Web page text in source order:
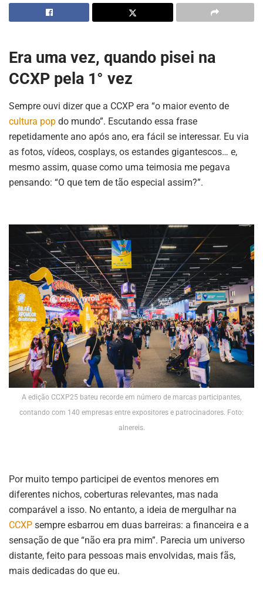
Era uma vez, quando pisei na
CCXP pela 1° vez
Sempre ouvi dizer que a CCXP era “o maior evento de
cultura pop do mundo”. Escutando essa frase
repetidamente ano após ano, era fácil se interessar. Eu via
as fotos, vídeos, cosplays, os estandes gigantescos… e,
mesmo assim, quase como uma teimosia me pegava
pensando: “O que tem de tão especial assim?”.
A edição CCXP25 bateu recorde em número de marcas participantes,
contando com 140 empresas entre expositores e patrocinadores. Foto:
alnereis.
Por muito tempo participei de eventos menores em
diferentes nichos, coberturas relevantes, mas nada
comparável a isso. No entanto, a ideia de mergulhar na
CCXP sempre esbarrou em duas barreiras: a financeira e a
sensação de que “não era pra mim”. Parecia um universo
distante, feito para pessoas mais envolvidas, mais fãs,
mais dedicadas do que eu.